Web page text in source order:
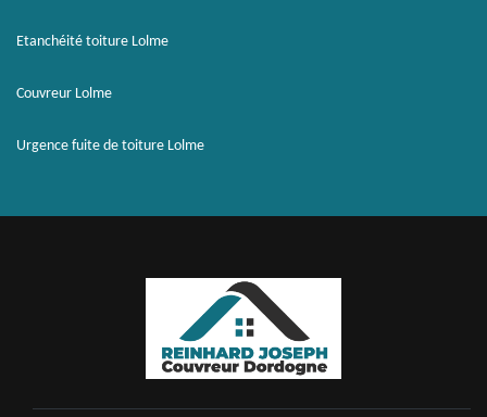
Etanchéité toiture Lolme
Couvreur Lolme
Urgence fuite de toiture Lolme